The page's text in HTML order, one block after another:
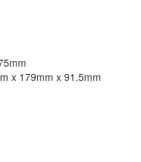
x 179mm x 91.5mm